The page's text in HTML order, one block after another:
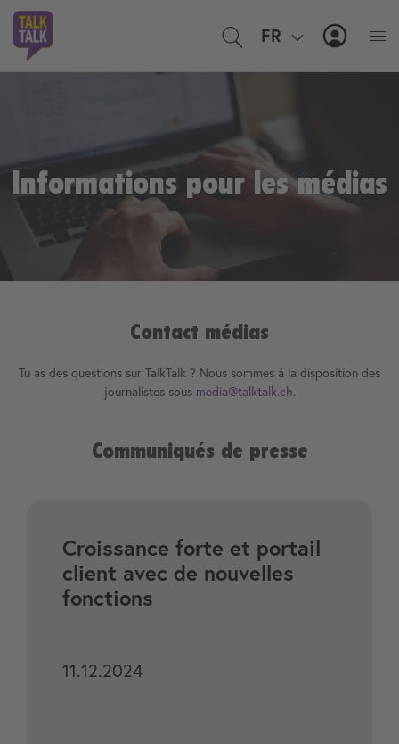
FR
EN
Informations pour les médias
Contact médias
Tu as des questions sur TalkTalk ? Nous sommes à la disposition des
journalistes sous media@talktalk.ch.
Communiqués de presse
Croissance forte et portail
client avec de nouvelles
fonctions
11.12.2024